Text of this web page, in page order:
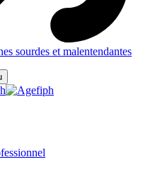
sourdes et malentendantes